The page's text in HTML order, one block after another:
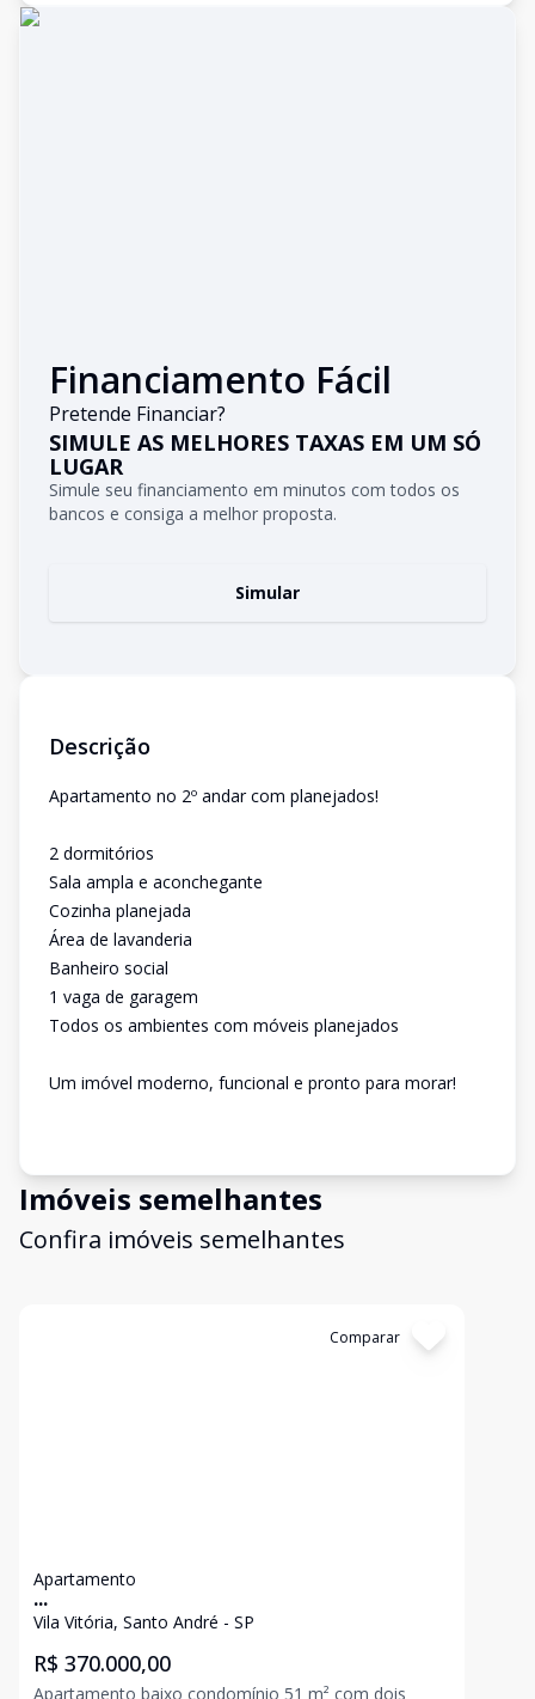
Financiamento Fácil
Pretende Financiar?
SIMULE AS MELHORES TAXAS EM UM SÓ
LUGAR
Simule seu financiamento em minutos com todos os
bancos e consiga a melhor proposta.
Simular
Descrição
Apartamento no 2º andar com planejados!
2 dormitórios
Sala ampla e aconchegante
Cozinha planejada
Área de lavanderia
Banheiro social
1 vaga de garagem
Todos os ambientes com móveis planejados
Um imóvel moderno, funcional e pronto para morar!
Imóveis semelhantes
Confira imóveis semelhantes
Comparar
Apartamento
...
Vila Vitória, Santo André - SP
R$ 370.000,00
Apartamento baixo condomínio 51 m² com dois